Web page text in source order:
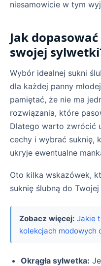
niesamowicie w tym
Jak
swojej
Wybór idealnej sukni
dla każdej panny
pamiętać, że nie ma
rozwiązania, które
Dlatego warto zwrócić
cechy i wybrać suknię,
ukryje ewentualne
Oto kilka wskazówek,
suknię ślubną do
Zobacz więcej: Jakie
kolekcjach modowych
Okrągła sylwetka: